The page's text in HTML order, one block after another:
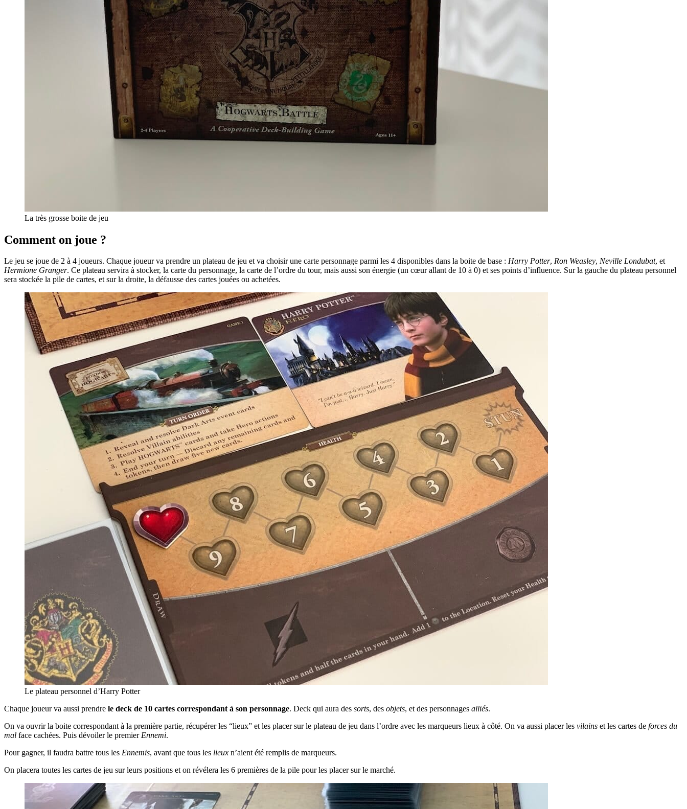
La très grosse boite de jeu
Comment on joue ?
Le jeu se joue de 2 à 4 joueurs. Chaque joueur va prendre un plateau de jeu et va choisir une carte personnage parmi les 4 disponibles dans la boite de base : Harry Potter, Ron Weasley, Neville Londubat, et
Hermione Granger. Ce plateau servira à stocker, la carte du personnage, la carte de l’ordre du tour, mais aussi son énergie (un cœur allant de 10 à 0) et ses points d’influence. Sur la gauche du plateau personnel
sera stockée la pile de cartes, et sur la droite, la défausse des cartes jouées ou achetées.
Le plateau personnel d’Harry Potter
Chaque joueur va aussi prendre le deck de 10 cartes correspondant à son personnage. Deck qui aura des sorts, des objets, et des personnages alliés.
On va ouvrir la boite correspondant à la première partie, récupérer les “lieux” et les placer sur le plateau de jeu dans l’ordre avec les marqueurs lieux à côté. On va aussi placer les vilains et les cartes de forces du
mal face cachées. Puis dévoiler le premierEnnemi.
Pour gagner, il faudra battre tous les Ennemis, avant que tous les lieux n’aient été remplis de marqueurs.
On placera toutes les cartes de jeu sur leurs positions et on révélera les 6 premières de la pile pour les placer sur le marché.